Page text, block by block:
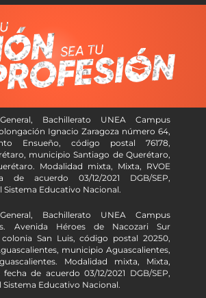
Bachillerato UNEA Campus
Ignacio Zaragoza número 64,
Ensueño, código postal 76178,
municipio Santiago de Querétaro,
Modalidad mixta, Mixta, RVOE
de acuerdo 03/12/2021 DGB/SEP,
Sistema Educativo Nacional.
Bachillerato UNEA Campus
Avenida Héroes de Nacozari Sur
San Luis, código postal 20250,
municipio Aguascalientes,
Modalidad mixta, Mixta,
fecha de acuerdo 03/12/2021 DGB/SEP,
Sistema Educativo Nacional.